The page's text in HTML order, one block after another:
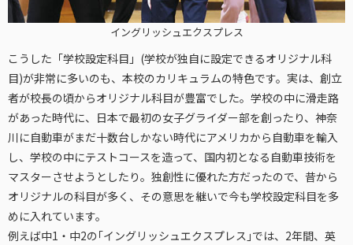
イングリッシュエクスプレス
こうした「学校設定科目」(学校が独自に設定できるオリジナル科
目)が非常に多いのも、本校のカリキュラムの特色です。実は、創立
者が校長の頃からオリジナル科目が豊富でした。学校の中に滑走路
があった時代に、日本で最初の女子グライダー部を創ったり、神奈
川に自動車がまだ十数台しかない時代にアメリカから自動車を輸入
し、学校の中にテストコースを造って、国内初となる自動車技術を
マスターさせようとしたり。独創性に優れた方だったので、昔から
オリジナルの科目が多く、その意思を継いで今も学校設定科目を多
めに入れています。
例えば中1・中2の｢イングリッシュエクスプレス｣では、2年間、英